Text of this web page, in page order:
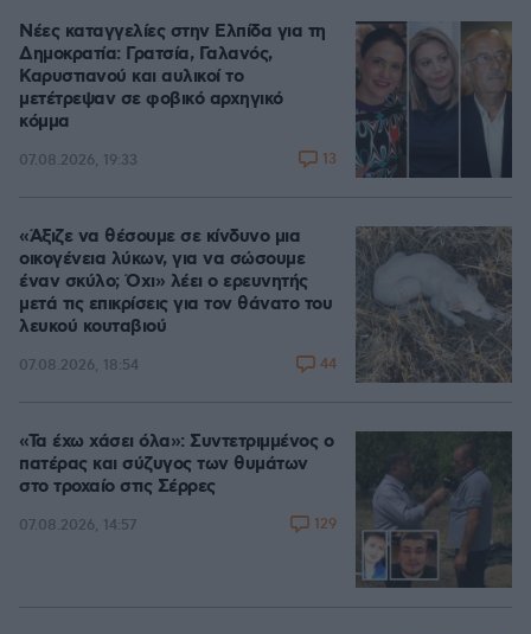
Νέες καταγγελίες στην Ελπίδα για τη
Δημοκρατία: Γρατσία, Γαλανός,
Καρυστιανού και αυλικοί το
μετέτρεψαν σε φοβικό αρχηγικό
κόμμα
07.08.2026, 19:33 13
«Άξιζε να θέσουμε σε κίνδυνο μια
οικογένεια λύκων, για να σώσουμε
έναν σκύλο; Όχι» λέει ο ερευνητής
μετά τις επικρίσεις για τον θάνατο του
λευκού κουταβιού
07.08.2026, 18:54 44
«Τα έχω χάσει όλα»: Συντετριμμένος ο
πατέρας και σύζυγος των θυμάτων
στο τροχαίο στις Σέρρες
07.08.2026, 14:57 129